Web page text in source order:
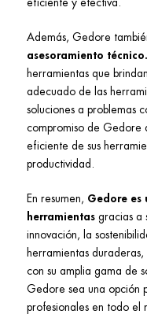
eficiente y efectiva.
Además, Gedore
asesoramiento técnico.
herramientas que
adecuado de las
soluciones a problemas
compromiso de Gedore
eficiente de sus
productividad.
En resumen, Gedore es
herramientas gracias a
innovación, la
herramientas
con su amplia gama de
Gedore sea una opción
profesionales en todo el